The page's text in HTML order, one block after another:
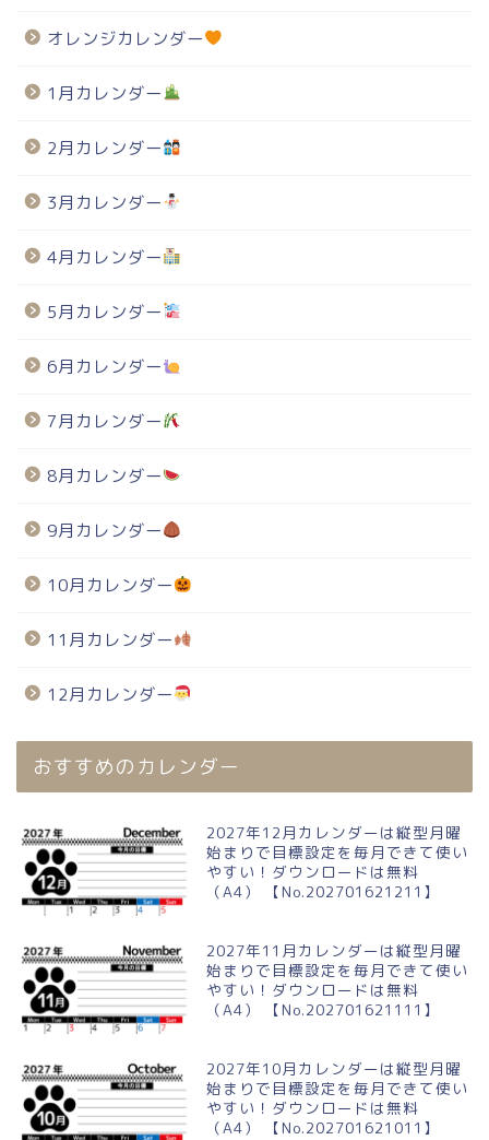
オレンジカレンダー
1月カレンダー
2月カレンダー
3月カレンダー
4月カレンダー
5月カレンダー
6月カレンダー
7月カレンダー
8月カレンダー
9月カレンダー
10月カレンダー
11月カレンダー
12月カレンダー
おすすめのカレンダー
2027年12月カレンダーは縦型月曜
始まりで目標設定を毎月できて使い
やすい！ダウンロードは無料
（A4） 【No.202701621211】
2027年11月カレンダーは縦型月曜
始まりで目標設定を毎月できて使い
やすい！ダウンロードは無料
（A4） 【No.202701621111】
2027年10月カレンダーは縦型月曜
始まりで目標設定を毎月できて使い
やすい！ダウンロードは無料
（A4） 【No.202701621011】